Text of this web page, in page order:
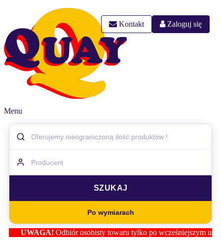
Kontakt Zaloguj się
Menu
Po wymiarach
Odbiór osobisty towaru tylko po wcześniejszym ustaleniu